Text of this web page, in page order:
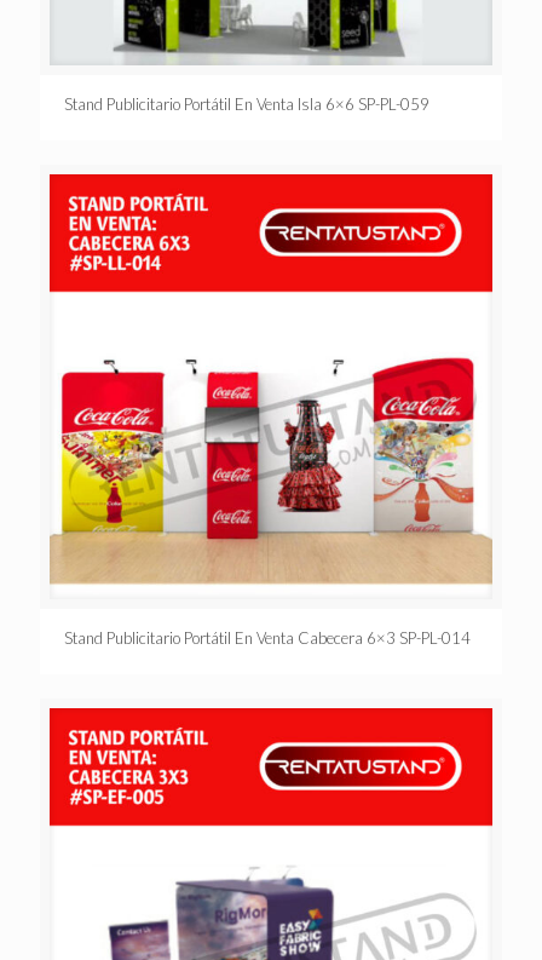
Stand Publicitario Portátil En Venta Isla 6×6 SP-PL-059
Stand Publicitario Portátil En Venta Cabecera 6×3 SP-PL-014